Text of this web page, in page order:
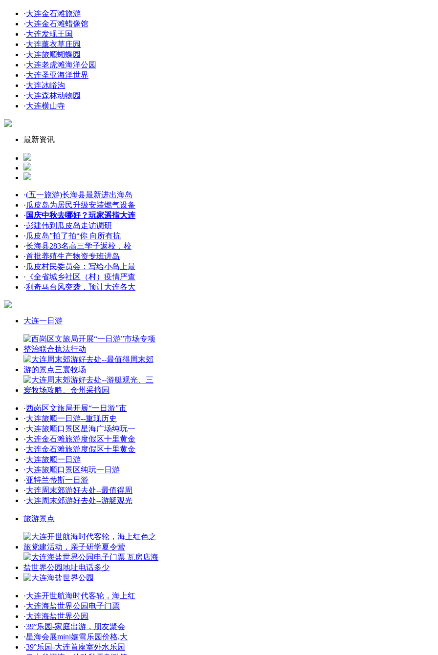
·大连金石滩旅游
·大连金石滩蜡像馆
·大连发现王国
·大连薰衣草庄园
·大连旅顺蝴蝶园
·大连老虎滩海洋公园
·大连圣亚海洋世界
·大连冰峪沟
·大连森林动物园
·大连横山寺
最新资讯
·(五一旅游)长海县最新进出海岛
·瓜皮岛为居民升级安装燃气设备
· 国庆中秋去哪好？玩家遥指大连
·彭建伟到瓜皮岛走访调研
·瓜皮岛”拍了拍“你 向所有抗
·长海县283名高三学子返校，校
·首批养殖生产物资专班进岛
·瓜皮村民委员会：写给小岛上最
· 《全省城乡社区（村）疫情严查
·利奇马台风突袭，预计大连各大
大连一日游
·西岗区文旅局开展“一日游”市
·大连旅顺一日游--重现历史
·大连旅顺口景区星海广场纯玩一
·大连金石滩旅游度假区十里黄金
·大连金石滩旅游度假区十里黄金
·大连旅顺一日游
·大连旅顺口景区纯玩一日游
·亚特兰蒂斯一日游
·大连周末郊游好去处--最值得周
·大连周末郊游好去处--游艇观光
旅游景点
·大连开世航海时代客轮，海上红
·大连海盐世界公园电子门票
·大连海盐世界公园
·39°乐园-家庭出游，朋友聚会
·星海会展mini嬉雪乐园价格,大
·39°乐园-大连首座室外水乐园